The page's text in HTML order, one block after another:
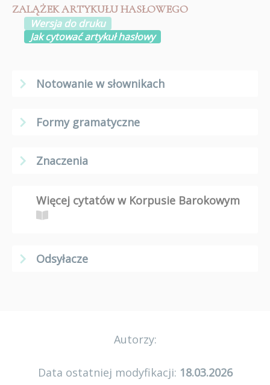
ZALĄŻEK ARTYKUŁU HASŁOWEGO
Wersja do druku
Jak cytować artykuł hasłowy
Notowanie w słownikach
Formy gramatyczne
Znaczenia
Więcej cytatów w Korpusie Barokowym
Odsyłacze
Autorzy:
Data ostatniej modyfikacji: 18.03.2026